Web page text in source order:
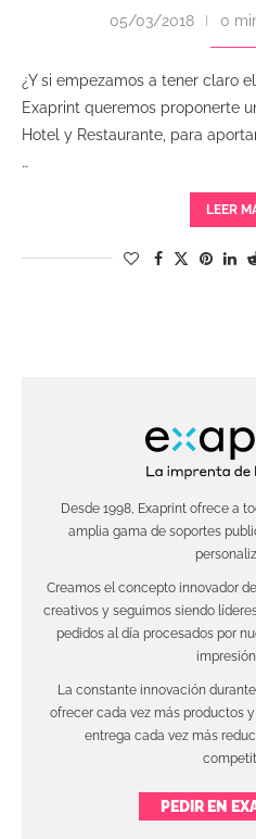
05/03/2018 0
¿Y si empezamos a tener claro
Exaprint queremos proponerte
Hotel y Restaurante, para
…
LEER
Desde 1998, Exaprint ofrece a
amplia gama de soportes
Creamos el concepto innovador
creativos y seguimos siendo
pedidos al día procesados por
impresión
La constante innovación
ofrecer cada vez más productos
entrega cada vez más
PEDIR EN